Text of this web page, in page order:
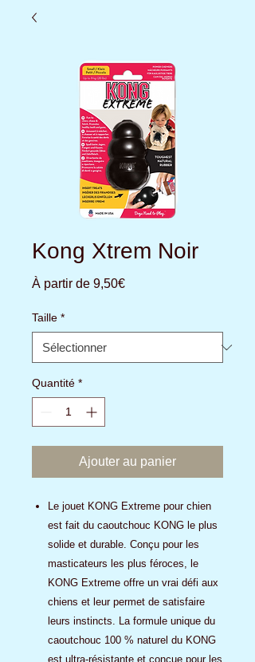
Kong Xtrem Noir
À partir de 9,50€Prix
Taille *
Quantité *
Ajouter au panier
Le jouet KONG Extreme pour chien
est fait du caoutchouc KONG le plus
solide et durable. Conçu pour les
masticateurs les plus féroces, le
KONG Extreme offre un vrai défi aux
chiens et leur permet de satisfaire
leurs instincts. La formule unique du
caoutchouc 100 % naturel du KONG
est ultra-résistante et conçue pour les